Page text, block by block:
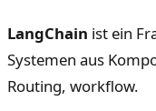
LangChain ist ein
Systemen aus
Routing, workflow.